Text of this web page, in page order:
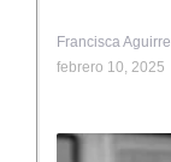
Francisca Aguirre
febrero 10, 2025